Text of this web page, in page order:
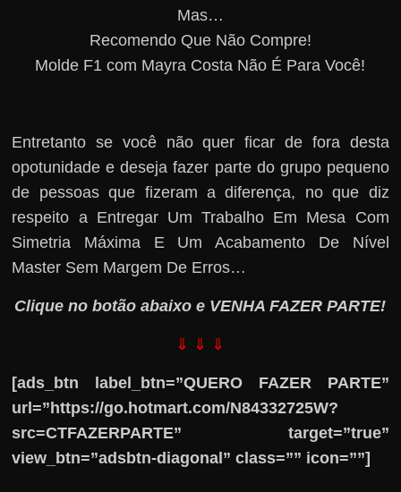
Mas…
Recomendo Que Não Compre!
Molde F1 com Mayra Costa Não É Para Você!
Entretanto se você não quer ficar de fora desta
opotunidade e deseja fazer parte do grupo pequeno
de pessoas que fizeram a diferença, no que diz
respeito a Entregar Um Trabalho Em Mesa Com
Simetria Máxima E Um Acabamento De Nível
Master Sem Margem De Erros…
Clique no botão abaixo e VENHA FAZER PARTE!
⇓ ⇓ ⇓
[ads_btn label_btn=”QUERO FAZER PARTE”
url=”https://go.hotmart.com/N84332725W?
src=CTFAZERPARTE” target=”true”
view_btn=”adsbtn-diagonal” class=”” icon=””]